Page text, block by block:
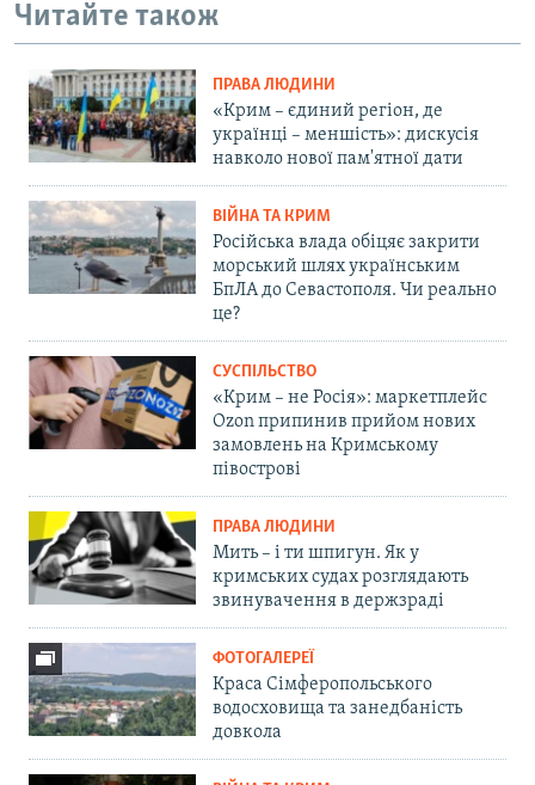
Читайте також
ПРАВА ЛЮДИНИ
«Крим – єдиний регіон, де
українці – меншість»: дискусія
навколо нової пам'ятної дати
ВІЙНА ТА КРИМ
Російська влада обіцяє закрити
морський шлях українським
БпЛА до Севастополя. Чи реально
це?
СУСПІЛЬСТВО
«Крим – не Росія»: маркетплейс
Ozon припинив прийом нових
замовлень на Кримському
півострові
ПРАВА ЛЮДИНИ
Мить – і ти шпигун. Як у
кримських судах розглядають
звинувачення в держзраді
ФОТОГАЛЕРЕЇ
Краса Сімферопольського
водосховища та занедбаність
довкола